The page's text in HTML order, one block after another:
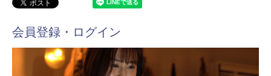
会員登録・ログイン